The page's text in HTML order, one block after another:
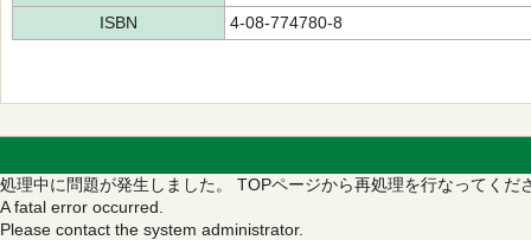
ISBN
4-08-774780-8
処理中に問題が発生しました。 TOPページから再処理を行なってくだ
A fatal error occurred.
Please contact the system administrator.